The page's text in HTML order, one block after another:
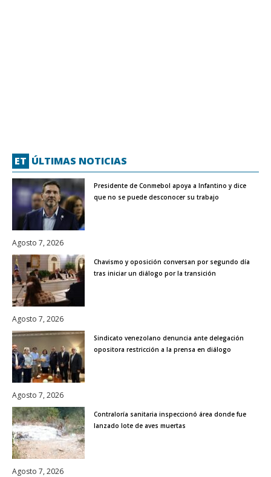
ET ÚLTIMAS NOTICIAS
Presidente de Conmebol apoya a Infantino y dice
que no se puede desconocer su trabajo
Agosto 7, 2026
Chavismo y oposición conversan por segundo día
tras iniciar un diálogo por la transición
Agosto 7, 2026
Sindicato venezolano denuncia ante delegación
opositora restricción a la prensa en diálogo
Agosto 7, 2026
Contraloría sanitaria inspeccionó área donde fue
lanzado lote de aves muertas
Agosto 7, 2026